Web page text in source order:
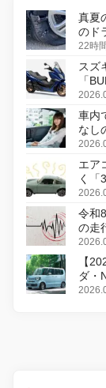
真夏
のド
22時
スズ
「
変更
車内
なし
エア
く「
令和
の走
【
ダ・
感